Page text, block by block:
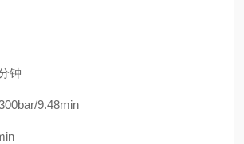
钟
9.48min